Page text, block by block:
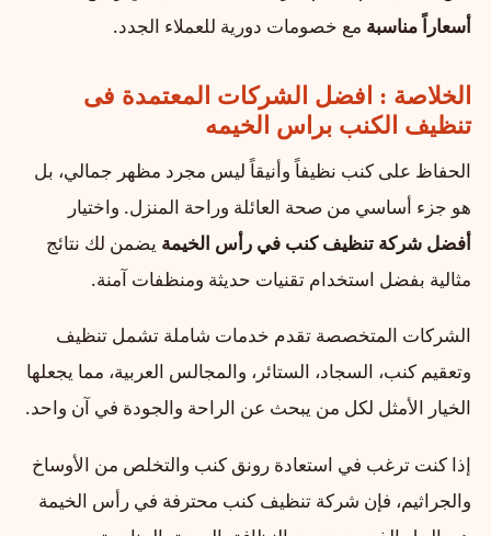
أسعاراً مناسبة مع خصومات دورية للعملاء الجدد.
الخلاصة : افضل الشركات المعتمدة فى
تنظيف الكنب براس الخيمه
الحفاظ على كنب نظيفاً وأنيقاً ليس مجرد مظهر جمالي، بل
هو جزء أساسي من صحة العائلة وراحة المنزل. واختيار
أفضل شركة تنظيف كنب في رأس الخيمة يضمن لك نتائج
مثالية بفضل استخدام تقنيات حديثة ومنظفات آمنة.
الشركات المتخصصة تقدم خدمات شاملة تشمل تنظيف
وتعقيم كنب، السجاد، الستائر، والمجالس العربية، مما يجعلها
الخيار الأمثل لكل من يبحث عن الراحة والجودة في آن واحد.
إذا كنت ترغب في استعادة رونق كنب والتخلص من الأوساخ
والجراثيم، فإن شركة تنظيف كنب محترفة في رأس الخيمة